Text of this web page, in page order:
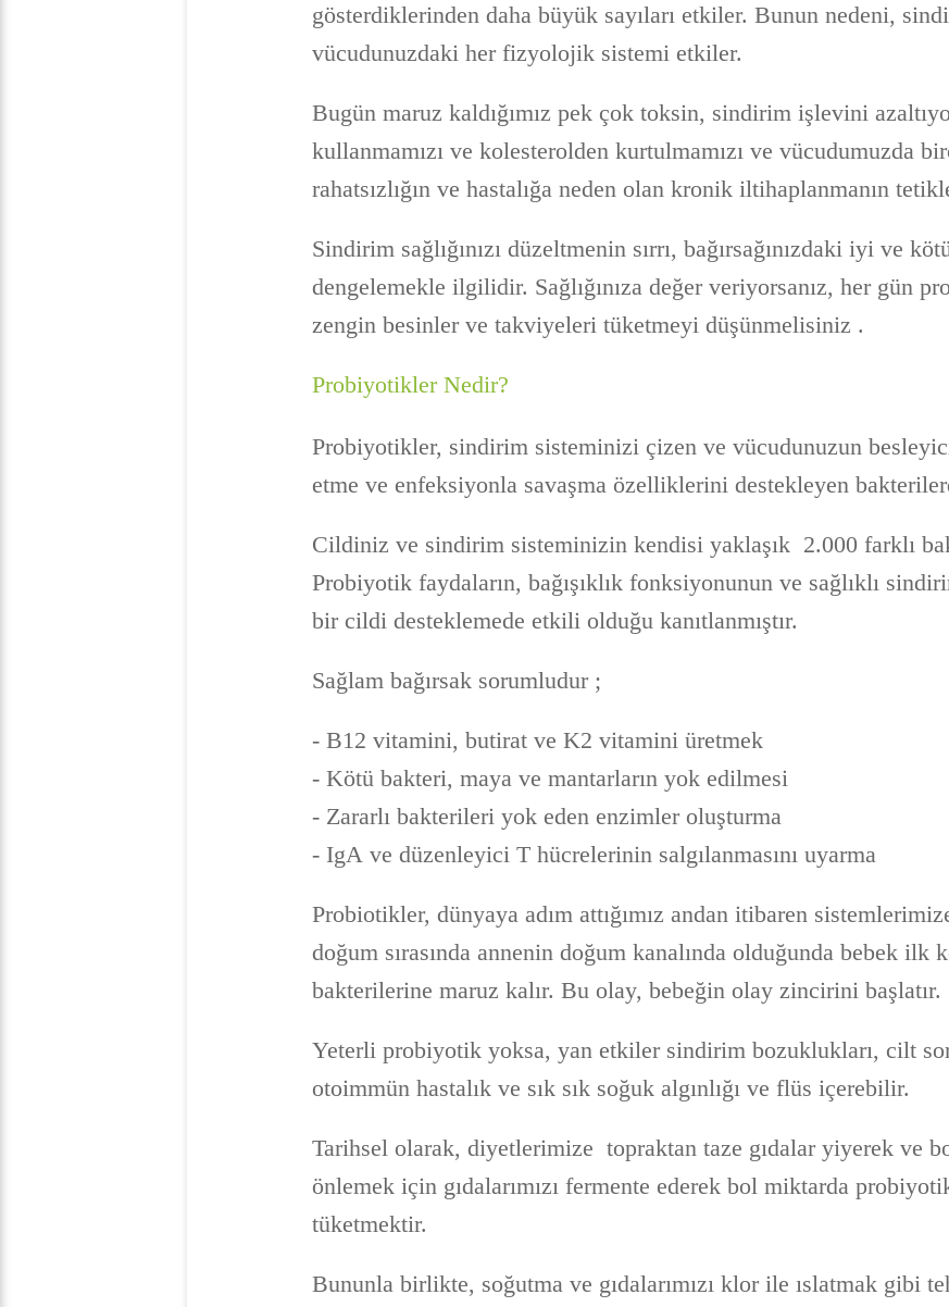
gösterdiklerinden daha büyük sayıları etkiler. Bunun nedeni,
vücudunuzdaki her fizyolojik sistemi etkiler.
Bugün maruz kaldığımız pek çok toksin, sindirim işlevini
kullanmamızı ve kolesterolden kurtulmamızı ve vücudumuzda
rahatsızlığın ve hastalığa neden olan kronik iltihaplanmanın
Sindirim sağlığınızı düzeltmenin sırrı, bağırsağınızdaki iyi ve
dengelemekle ilgilidir. Sağlığınıza değer veriyorsanız, her gün
zengin besinler ve takviyeleri tüketmeyi düşünmelisiniz .
Probiyotikler Nedir?
Probiyotikler, sindirim sisteminizi çizen ve vücudunuzun
etme ve enfeksiyonla savaşma özelliklerini destekleyen
Cildiniz ve sindirim sisteminizin kendisi yaklaşık 2.000 farklı
Probiyotik faydaların, bağışıklık fonksiyonunun ve sağlıklı
bir cildi desteklemede etkili olduğu kanıtlanmıştır.
Sağlam bağırsak sorumludur ;
- B12 vitamini, butirat ve K2 vitamini üretmek
- Kötü bakteri, maya ve mantarların yok edilmesi
- Zararlı bakterileri yok eden enzimler oluşturma
- IgA ve düzenleyici T hücrelerinin salgılanmasını uyarma
Probiotikler, dünyaya adım attığımız andan itibaren
doğum sırasında annenin doğum kanalında olduğunda bebek ilk
bakterilerine maruz kalır. Bu olay, bebeğin olay zincirini başlatır.
Yeterli probiyotik yoksa, yan etkiler sindirim bozuklukları, cilt
otoimmün hastalık ve sık sık soğuk algınlığı ve flüs içerebilir.
Tarihsel olarak, diyetlerimize topraktan taze gıdalar yiyerek ve
önlemek için gıdalarımızı fermente ederek bol miktarda
tüketmektir.
Bununla birlikte, soğutma ve gıdalarımızı klor ile ıslatmak gibi